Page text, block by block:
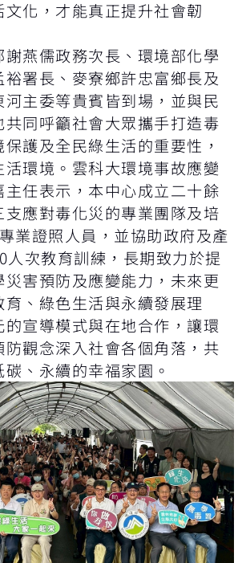
化，才能真正提升社會韌
燕儒政務次長、環境部化學
署長、麥寮鄉許忠富鄉長及
主委等貴賓皆到場，並與民
同呼籲社會大眾攜手打造毒
護及全民綠生活的重要性，
環境。雲科大環境事故應變
任表示，本中心成立二十餘
應對毒化災的專業團隊及培
業證照人員，並協助政府及產
人次教育訓練，長期致力於提
害預防及應變能力，未來更
、綠色生活與永續發展理
宣導模式與在地合作，讓環
觀念深入社會各個角落，共
、永續的幸福家園。